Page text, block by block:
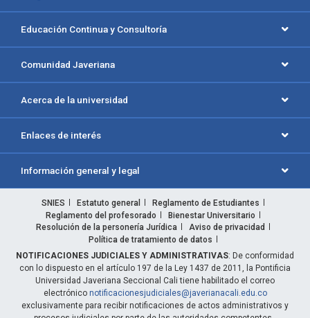
Educación Continua y Consultoría
Comunidad Javeriana
Acerca de la universidad
Enlaces de interés
Información general y legal
SNIES Estatuto general
Reglamento de Estudiantes
Reglamento del profesorado
Bienestar Universitario
Resolución de la personería Jurídica
Aviso de privacidad
Política de tratamiento de datos
NOTIFICACIONES JUDICIALES Y ADMINISTRATIVAS: De conformidad
con lo dispuesto en el artículo 197 de la Ley 1437 de 2011, la Pontificia
Universidad Javeriana Seccional Cali tiene habilitado el correo
electrónico notificacionesjudiciales@javerianacali.edu.co
exclusivamente para recibir notificaciones de actos administrativos y